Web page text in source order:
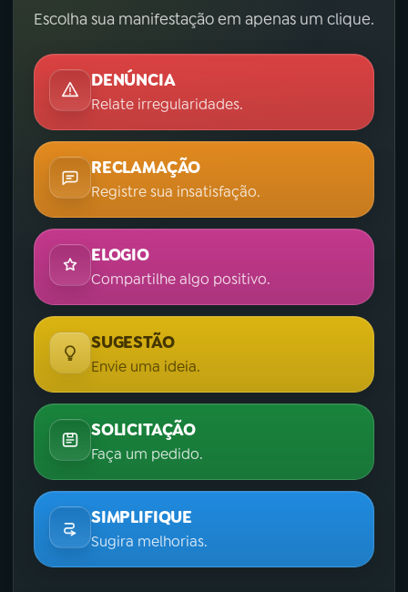
Escolha sua manifestação em apenas um clique.
DENÚNCIA
Relate irregularidades.
RECLAMAÇÃO
Registre sua insatisfação.
ELOGIO
Compartilhe algo positivo.
SUGESTÃO
Envie uma ideia.
SOLICITAÇÃO
Faça um pedido.
SIMPLIFIQUE
Sugira melhorias.